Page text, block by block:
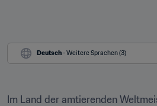
Deutsch - Weitere Sprachen (3)
Im Land der amtierenden